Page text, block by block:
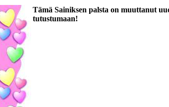
Tämä Sainiksen palsta on muuttanut
tutustumaan!